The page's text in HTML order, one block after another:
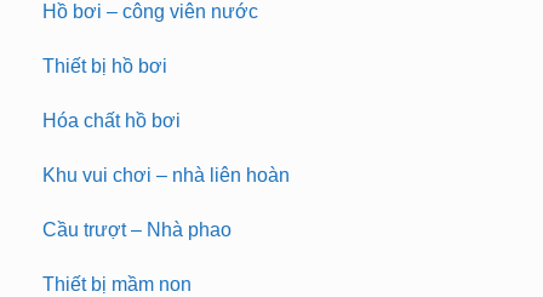
Hồ bơi – công viên nước
Thiết bị hồ bơi
Hóa chất hồ bơi
Khu vui chơi – nhà liên hoàn
Cầu trượt – Nhà phao
Thiết bị mầm non